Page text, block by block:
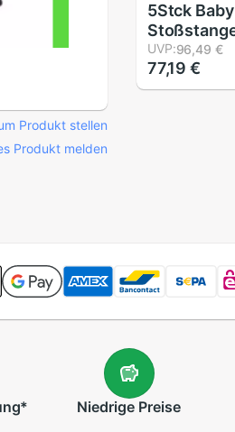
Produkt stellen
Produkt melden
5Stck
Haus
Krippe
Kinderbett
UVP:96,49 €
77,19 €
* NiedrigePreise